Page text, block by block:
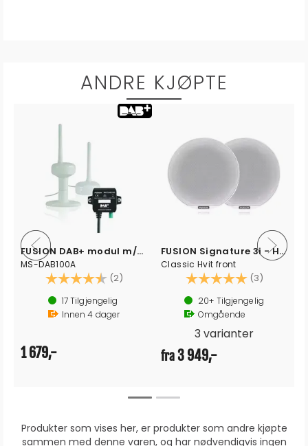
ANDRE KJØPTE
FUSION DAB+ modul m/antenne
MS-DAB100A
Karakter: (2) 4.5 av 5 mulige
17Tilgjengelig
Innen4 dager
1 679,-
FUSION Signature 3i - Høyttalere
Classic Hvit front
Karakter: (3)
20+ Tilgjengelig
Omgående
3 varianter
fra3 949,-
Produkter som vises her, er produkter som andre kjøpte
sammen med denne varen, og har nødvendigvis ingen